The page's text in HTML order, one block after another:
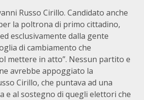
Russo Cirillo. Candidato anche
la poltrona di primo cittadino,
esclusivamente dalla gente
di cambiamento che
mettere in atto”. Nessun partito e
avrebbe appoggiato la
Cirillo, che puntava ad una
e al sostegno di quegli elettori che